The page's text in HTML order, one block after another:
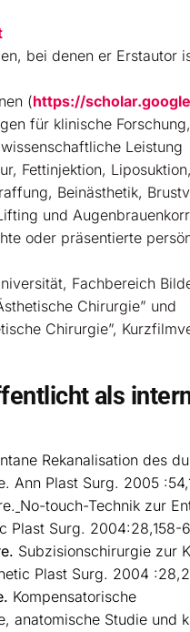
bei denen er Erstautor
(https://
für klinische
Leistung
Fettinjektion, Liposuktion,
Beinästhetik,
und
oder präsentierte
Fachbereich
Chirurgie” und
Chirurgie”,
als
Rekanalisation des
Ann Plast Surg. 2005
No-touch-Technik zur
Plast Surg. 2004:28,158-
Subzisionschirurgie zur
Plast Surg. 2004
Kompensatorische
anatomische Studie und